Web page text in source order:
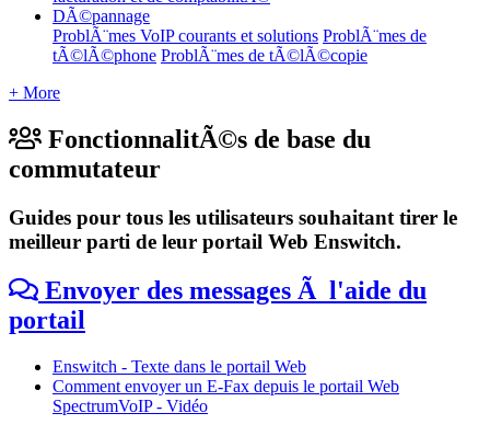
DÃ©pannage
ProblÃ¨mes VoIP courants et solutions ProblÃ¨mes de
tÃ©lÃ©phone ProblÃ¨mes de tÃ©lÃ©copie
+ More
FonctionnalitÃ©s de base du
commutateur
Guides pour tous les utilisateurs souhaitant tirer le
meilleur parti de leur portail Web Enswitch.
Envoyer des messages Ã l'aide du
portail
Enswitch - Texte dans le portail Web
Comment envoyer un E-Fax depuis le portail Web
SpectrumVoIP - Vidéo